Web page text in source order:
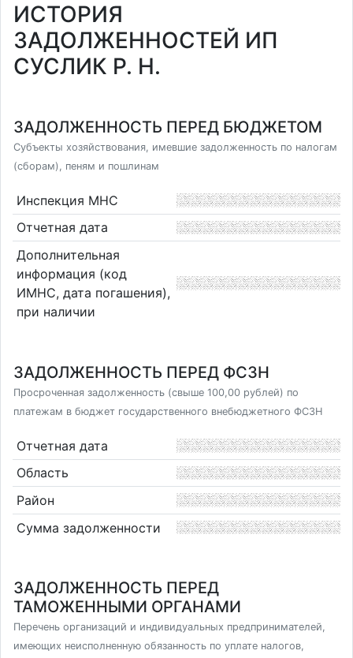
ИСТОРИЯ
ЗАДОЛЖЕННОСТЕЙ ИП
СУСЛИК Р. Н.
ЗАДОЛЖЕННОСТЬ ПЕРЕД БЮДЖЕТОМ
Субъекты хозяйствования, имевшие задолженность по налогам
(сборам), пеням и пошлинам
Инспекция МНС
Отчетная дата
Дополнительная
информация (код
ИМНС, дата погашения),
при наличии
ЗАДОЛЖЕННОСТЬ ПЕРЕД ФСЗН
Просроченная задолженность (свыше 100,00 рублей) по
платежам в бюджет государственного внебюджетного ФСЗН
Отчетная дата
Область
Район
Сумма задолженности
ЗАДОЛЖЕННОСТЬ ПЕРЕД
ТАМОЖЕННЫМИ ОРГАНАМИ
Перечень организаций и индивидуальных предпринимателей,
имеющих неисполненную обязанность по уплате налогов,